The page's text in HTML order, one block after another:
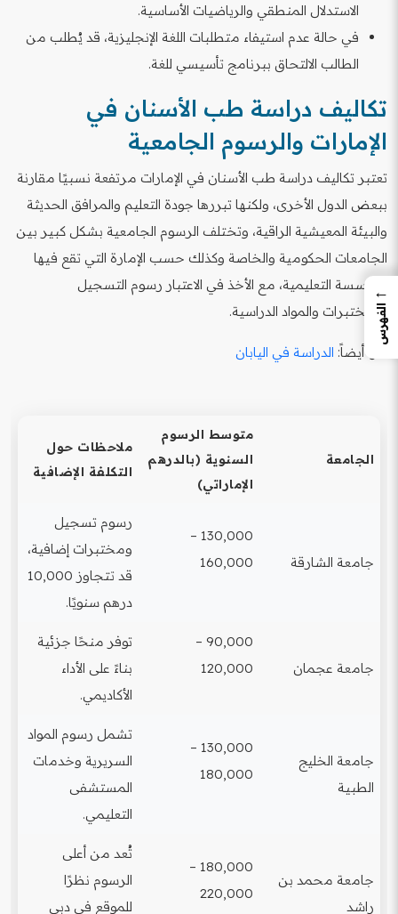
الاستدلال المنطقي والرياضيات الأساسية.
في حالة عدم استيفاء متطلبات اللغة الإنجليزية، قد يُطلب من
الطالب الالتحاق ببرنامج تأسيسي للغة.
تكاليف دراسة طب الأسنان في
الإمارات والرسوم الجامعية
تعتبر تكاليف دراسة طب الأسنان في الإمارات مرتفعة نسبيًا مقارنة
ببعض الدول الأخرى، ولكنها تبررها جودة التعليم والمرافق الحديثة
والبيئة المعيشية الراقية، وتختلف الرسوم الجامعية بشكل كبير بين
الجامعات الحكومية والخاصة وكذلك حسب الإمارة التي تقع فيها
المؤسسة التعليمية، مع الأخذ في الاعتبار رسوم التسجيل
والمختبرات والمواد الدراسية.
اقرأ أيضاً: الدراسة في اليابان
الجامعة
متوسط الرسوم
السنوية (بالدرهم
الإماراتي)
ملاحظات حول
التكلفة الإضافية
جامعة الشارقة
130,000 –
160,000
رسوم تسجيل
ومختبرات إضافية،
قد تتجاوز 10,000
درهم سنويًا.
جامعة عجمان
90,000 –
120,000
توفر منحًا جزئية
بناءً على الأداء
الأكاديمي.
جامعة الخليج
الطبية
130,000 –
180,000
تشمل رسوم المواد
السريرية وخدمات
المستشفى
التعليمي.
جامعة محمد بن
راشد
180,000 –
220,000
تُعد من أعلى
الرسوم نظرًا
للموقع في دبي
←
الفهرس